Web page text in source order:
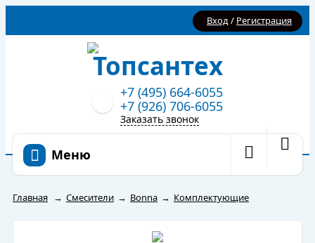
Вход/ Регистрация
+7 (495) 664-6055
+7 (926) 706-6055
Заказать звонок
Меню
Главная → Смесители → Bonna → Комплектующие